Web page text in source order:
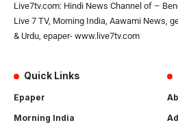
Live7tv.com: Hindi News Channel of –
Live 7 TV, Morning India, Aawami News,
& Urdu, epaper- www.live7tv.com
Quick Links
Epaper
Morning India